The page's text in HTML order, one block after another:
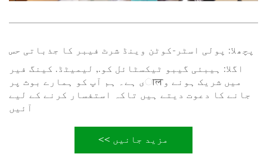
پچھلا: پولی اسٹر-کوٹن وینڈ شرٹ فیبر کا جذباتی حس
اگلا: ہیبئی گیبو ٹیکسٹائل کو., لیمیٹڈ. کینگ فیر
میں شریک ہونے وालی ہے۔ ہم آپ کو ہمارے بوث پر
جانے کا دعوت دیتے ہیں تاکہ استفسار کرنے کے لیے
آئیں
مزید جانیں >>